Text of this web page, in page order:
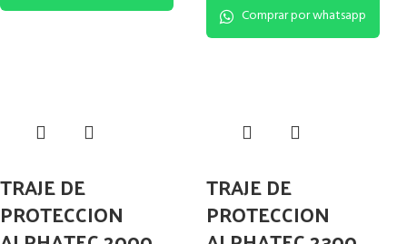
Comprar por whatsapp
TRAJE DE
PROTECCION
TRAJE DE
PROTECCION